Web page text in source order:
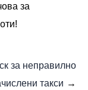
за
за неправилно
такси